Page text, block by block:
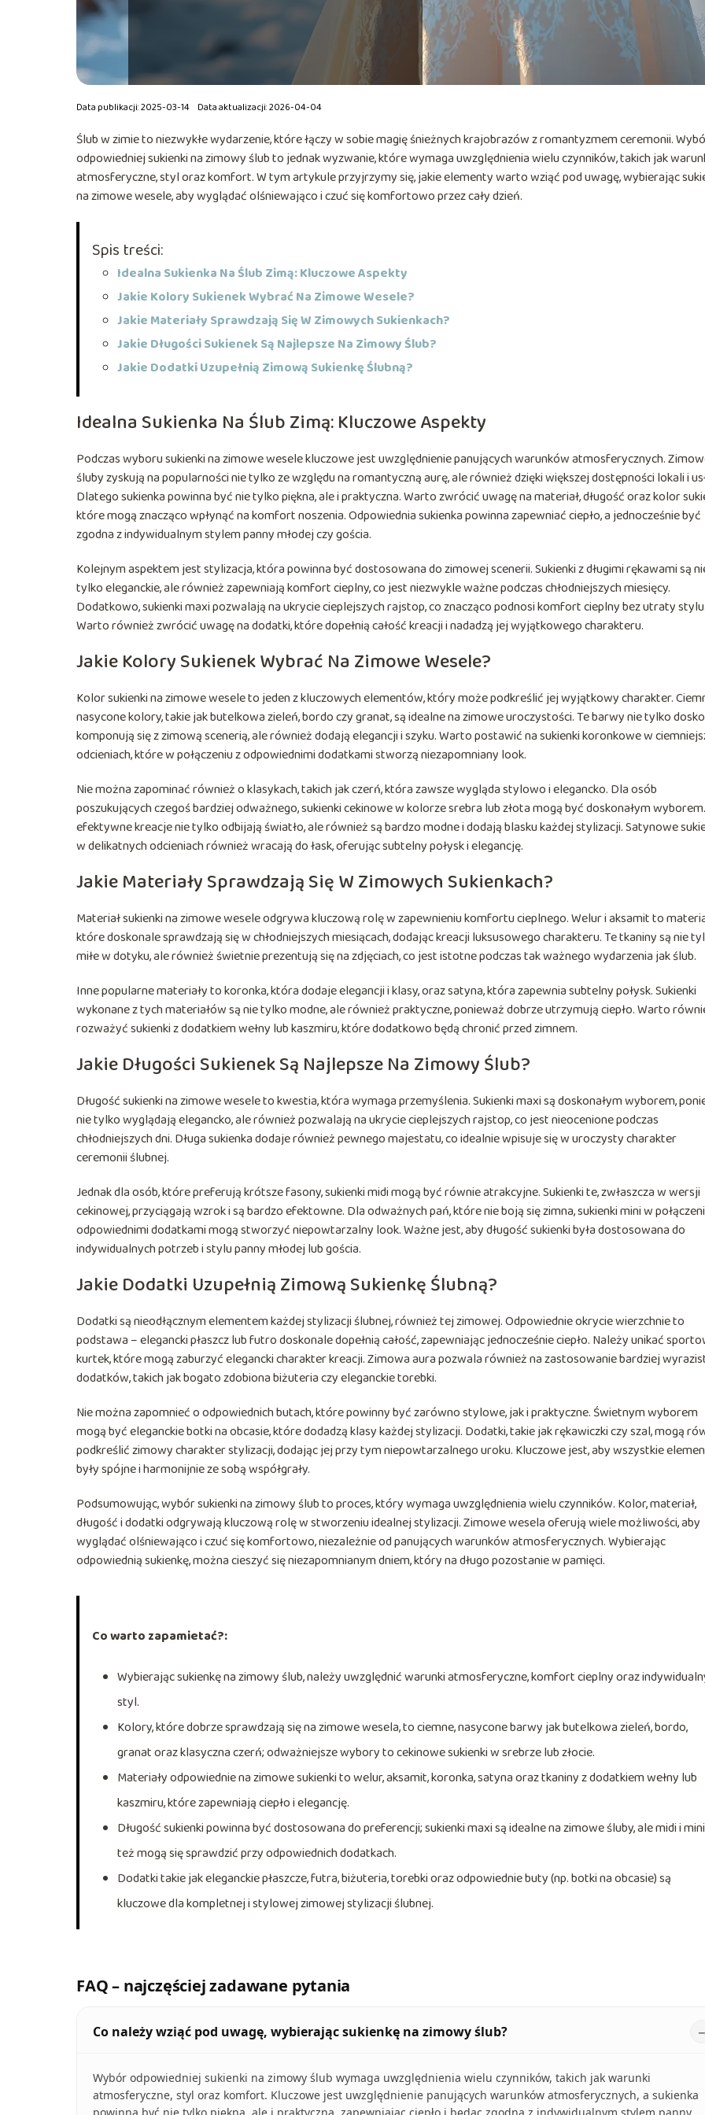
Data publikacji: 2025-03-14 Data aktualizacji: 2026-04-04
Ślub w zimie to niezwykłe wydarzenie, które łączy w sobie magię śnieżnych krajobrazów z romantyzmem ceremonii.
odpowiedniej sukienki na zimowy ślub to jednak wyzwanie, które wymaga uwzględnienia wielu czynników, takich jak
atmosferyczne, styl oraz komfort. W tym artykule przyjrzymy się, jakie elementy warto wziąć pod uwagę, wybierając
na zimowe wesele, aby wyglądać olśniewająco i czuć się komfortowo przez cały dzień.
Spis treści:
Idealna Sukienka Na Ślub Zimą: Kluczowe Aspekty
Jakie Kolory Sukienek Wybrać Na Zimowe Wesele?
Jakie Materiały Sprawdzają Się W Zimowych Sukienkach?
Jakie Długości Sukienek Są Najlepsze Na Zimowy Ślub?
Jakie Dodatki Uzupełnią Zimową Sukienkę Ślubną?
Idealna Sukienka Na Ślub Zimą: Kluczowe Aspekty
Podczas wyboru sukienki na zimowe wesele kluczowe jest uwzględnienie panujących warunków atmosferycznych.
śluby zyskują na popularności nie tylko ze względu na romantyczną aurę, ale również dzięki większej dostępności lokali i
Dlatego sukienka powinna być nie tylko piękna, ale i praktyczna. Warto zwrócić uwagę na materiał, długość oraz kolor
które mogą znacząco wpłynąć na komfort noszenia. Odpowiednia sukienka powinna zapewniać ciepło, a jednocześnie być
zgodna z indywidualnym stylem panny młodej czy gościa.
Kolejnym aspektem jest stylizacja, która powinna być dostosowana do zimowej scenerii. Sukienki z długimi rękawami są
tylko eleganckie, ale również zapewniają komfort cieplny, co jest niezwykle ważne podczas chłodniejszych miesięcy.
Dodatkowo, sukienki maxi pozwalają na ukrycie cieplejszych rajstop, co znacząco podnosi komfort cieplny bez utraty stylu.
Warto również zwrócić uwagę na dodatki, które dopełnią całość kreacji i nadadzą jej wyjątkowego charakteru.
Jakie Kolory Sukienek Wybrać Na Zimowe Wesele?
Kolor sukienki na zimowe wesele to jeden z kluczowych elementów, który może podkreślić jej wyjątkowy charakter.
nasycone kolory, takie jak butelkowa zieleń, bordo czy granat, są idealne na zimowe uroczystości. Te barwy nie tylko
komponują się z zimową scenerią, ale również dodają elegancji i szyku. Warto postawić na sukienki koronkowe w
odcieniach, które w połączeniu z odpowiednimi dodatkami stworzą niezapomniany look.
Nie można zapominać również o klasykach, takich jak czerń, która zawsze wygląda stylowo i elegancko. Dla osób
poszukujących czegoś bardziej odważnego, sukienki cekinowe w kolorze srebra lub złota mogą być doskonałym
efektywne kreacje nie tylko odbijają światło, ale również są bardzo modne i dodają blasku każdej stylizacji. Satynowe
w delikatnych odcieniach również wracają do łask, oferując subtelny połysk i elegancję.
Jakie Materiały Sprawdzają Się W Zimowych Sukienkach?
Materiał sukienki na zimowe wesele odgrywa kluczową rolę w zapewnieniu komfortu cieplnego. Welur i aksamit to
które doskonale sprawdzają się w chłodniejszych miesiącach, dodając kreacji luksusowego charakteru. Te tkaniny są nie
miłe w dotyku, ale również świetnie prezentują się na zdjęciach, co jest istotne podczas tak ważnego wydarzenia jak ślub.
Inne popularne materiały to koronka, która dodaje elegancji i klasy, oraz satyna, która zapewnia subtelny połysk. Sukienki
wykonane z tych materiałów są nie tylko modne, ale również praktyczne, ponieważ dobrze utrzymują ciepło. Warto
rozważyć sukienki z dodatkiem wełny lub kaszmiru, które dodatkowo będą chronić przed zimnem.
Jakie Długości Sukienek Są Najlepsze Na Zimowy Ślub?
Długość sukienki na zimowe wesele to kwestia, która wymaga przemyślenia. Sukienki maxi są doskonałym wyborem,
nie tylko wyglądają elegancko, ale również pozwalają na ukrycie cieplejszych rajstop, co jest nieocenione podczas
chłodniejszych dni. Długa sukienka dodaje również pewnego majestatu, co idealnie wpisuje się w uroczysty charakter
ceremonii ślubnej.
Jednak dla osób, które preferują krótsze fasony, sukienki midi mogą być równie atrakcyjne. Sukienki te, zwłaszcza w wersji
cekinowej, przyciągają wzrok i są bardzo efektowne. Dla odważnych pań, które nie boją się zimna, sukienki mini w
odpowiednimi dodatkami mogą stworzyć niepowtarzalny look. Ważne jest, aby długość sukienki była dostosowana do
indywidualnych potrzeb i stylu panny młodej lub gościa.
Jakie Dodatki Uzupełnią Zimową Sukienkę Ślubną?
Dodatki są nieodłącznym elementem każdej stylizacji ślubnej, również tej zimowej. Odpowiednie okrycie wierzchnie to
podstawa – elegancki płaszcz lub futro doskonale dopełnią całość, zapewniając jednocześnie ciepło. Należy unikać
kurtek, które mogą zaburzyć elegancki charakter kreacji. Zimowa aura pozwala również na zastosowanie bardziej
dodatków, takich jak bogato zdobiona biżuteria czy eleganckie torebki.
Nie można zapomnieć o odpowiednich butach, które powinny być zarówno stylowe, jak i praktyczne. Świetnym wyborem
mogą być eleganckie botki na obcasie, które dodadzą klasy każdej stylizacji. Dodatki, takie jak rękawiczki czy szal, mogą
podkreślić zimowy charakter stylizacji, dodając jej przy tym niepowtarzalnego uroku. Kluczowe jest, aby wszystkie
były spójne i harmonijnie ze sobą współgrały.
Podsumowując, wybór sukienki na zimowy ślub to proces, który wymaga uwzględnienia wielu czynników. Kolor, materiał,
długość i dodatki odgrywają kluczową rolę w stworzeniu idealnej stylizacji. Zimowe wesela oferują wiele możliwości, aby
wyglądać olśniewająco i czuć się komfortowo, niezależnie od panujących warunków atmosferycznych. Wybierając
odpowiednią sukienkę, można cieszyć się niezapomnianym dniem, który na długo pozostanie w pamięci.
Co warto zapamietać?:
Wybierając sukienkę na zimowy ślub, należy uwzględnić warunki atmosferyczne, komfort cieplny oraz
styl.
Kolory, które dobrze sprawdzają się na zimowe wesela, to ciemne, nasycone barwy jak butelkowa zieleń, bordo,
granat oraz klasyczna czerń; odważniejsze wybory to cekinowe sukienki w srebrze lub złocie.
Materiały odpowiednie na zimowe sukienki to welur, aksamit, koronka, satyna oraz tkaniny z dodatkiem wełny lub
kaszmiru, które zapewniają ciepło i elegancję.
Długość sukienki powinna być dostosowana do preferencji; sukienki maxi są idealne na zimowe śluby, ale midi i mini
też mogą się sprawdzić przy odpowiednich dodatkach.
Dodatki takie jak eleganckie płaszcze, futra, biżuteria, torebki oraz odpowiednie buty (np. botki na obcasie) są
kluczowe dla kompletnej i stylowej zimowej stylizacji ślubnej.
FAQ – najczęściej zadawane pytania
Co należy wziąć pod uwagę, wybierając sukienkę na zimowy ślub?
Wybór odpowiedniej sukienki na zimowy ślub wymaga uwzględnienia wielu czynników, takich jak warunki
atmosferyczne, styl oraz komfort. Kluczowe jest uwzględnienie panujących warunków atmosferycznych, a sukienka
powinna być nie tylko piękna, ale i praktyczna, zapewniając ciepło i będąc zgodna z indywidualnym stylem panny